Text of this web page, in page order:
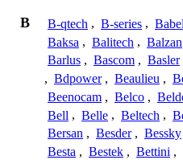
B B-qtech , B-series ,
Baksa , Balitech , Balzan
Barlus , Bascom , Basler
, Bdpower , Beaulieu ,
Beenocam , Belco ,
Bell , Belle , Beltech ,
Bersan , Besder , Bessky
Besta , Bestek , Bettini ,